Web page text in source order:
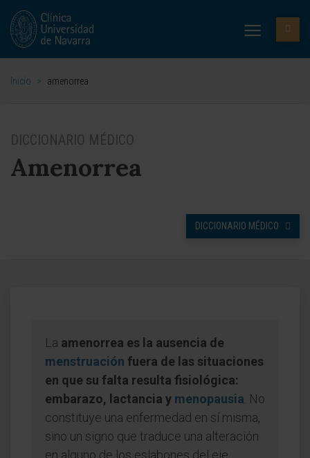
Inicio > amenorrea
DICCIONARIO MÉDICO
Amenorrea
DICCIONARIO MÉDICO
La amenorrea es la ausencia de
menstruación fuera de las situaciones
en que su falta resulta fisiológica:
embarazo, lactancia y menopausia . No
constituye una enfermedad en sí misma,
sino un signo que traduce una alteración
en alguno de los eslabones del eje